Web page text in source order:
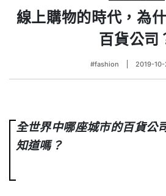
線上購物的時代，為
百貨公司
#fashion 2019-10-
全世界中哪座城市的百貨公
知道嗎？